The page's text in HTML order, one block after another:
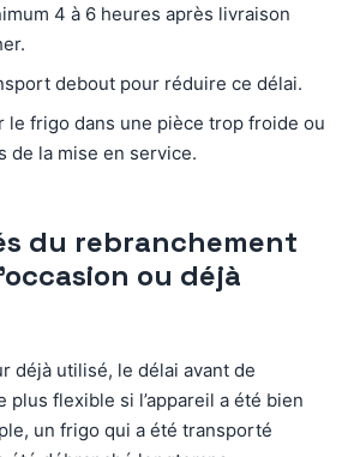
4 à 6 heures après livraison
debout pour réduire ce délai.
le frigo dans une pièce trop froide ou
de la mise en service.
du rebranchement
ou déjà
déjà utilisé, le délai avant de
plus flexible si l’appareil a été bien
un frigo qui a été transporté